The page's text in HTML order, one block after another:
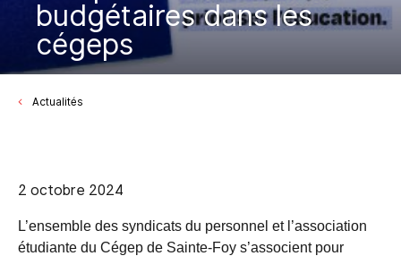
budgétaires dans les
cégeps
Actualités
2 octobre 2024
L’ensemble des syndicats du personnel et l’association
étudiante du Cégep de Sainte-Foy s’associent pour